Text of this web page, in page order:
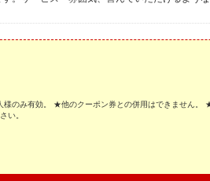
のみ有効。 ★他のクーポン券との併用はできません。
い。